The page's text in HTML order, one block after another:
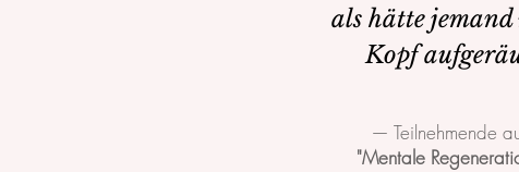
als hätte jemand
Kopf
— Teilnehmende
"Mentale